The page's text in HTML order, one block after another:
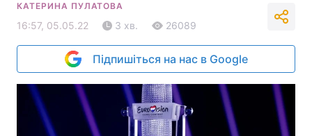
КАТЕРИНА ПУЛАТОВА
16:57, 05.05.22 3 хв. 26089
Підпишіться на нас в Google